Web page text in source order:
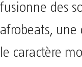
fusionne des
afrobeats, une
le caractère